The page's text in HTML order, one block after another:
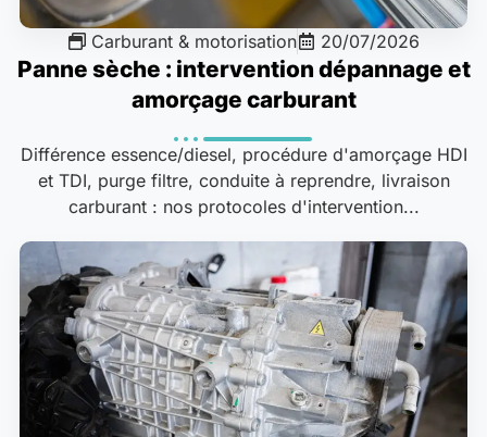
Carburant & motorisation 20/07/2026
Panne sèche : intervention dépannage et
amorçage carburant
Différence essence/diesel, procédure d'amorçage HDI
et TDI, purge filtre, conduite à reprendre, livraison
carburant : nos protocoles d'intervention...